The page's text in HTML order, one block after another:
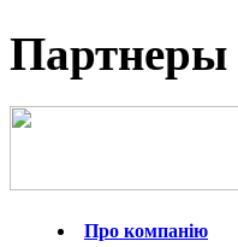
Партнеры
Про компанію